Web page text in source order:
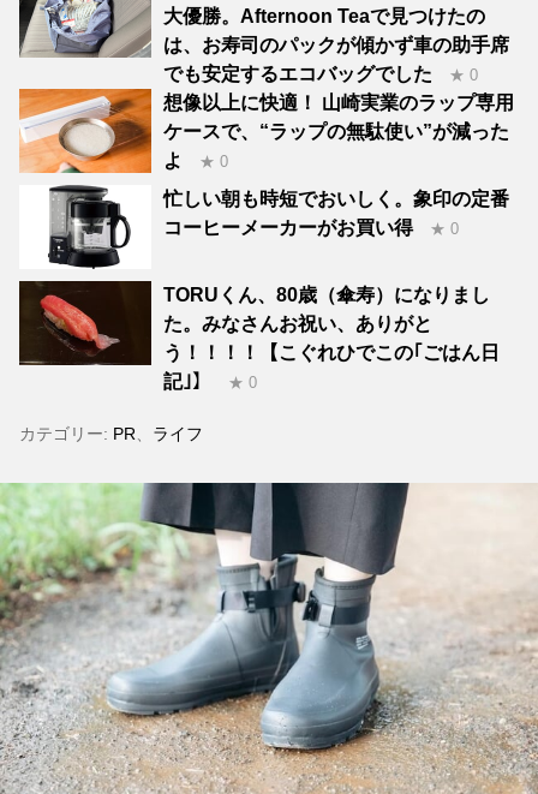
大優勝。Afternoon Teaで見つけたの
は、お寿司のパックが傾かず車の助手席
でも安定するエコバッグでした
★ 0
想像以上に快適！ 山崎実業のラップ専用
ケースで、“ラップの無駄使い”が減った
よ
★ 0
忙しい朝も時短でおいしく。象印の定番
コーヒーメーカーがお買い得
★ 0
TORUくん、80歳（傘寿）になりまし
た。みなさんお祝い、ありがと
う！！！！【こぐれひでこの｢ごはん日
記｣】
★ 0
カテゴリー: PR ライフ